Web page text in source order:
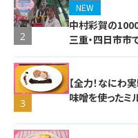
2
NEW
中村彩賀の
三重・四日市市
3
【全力！なにわ
味噌を使ったミ